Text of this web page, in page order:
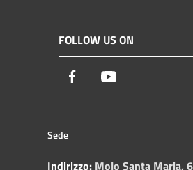
FOLLOW US ON
Facebook
Sede
Indirizzo: Molo Santa Maria,